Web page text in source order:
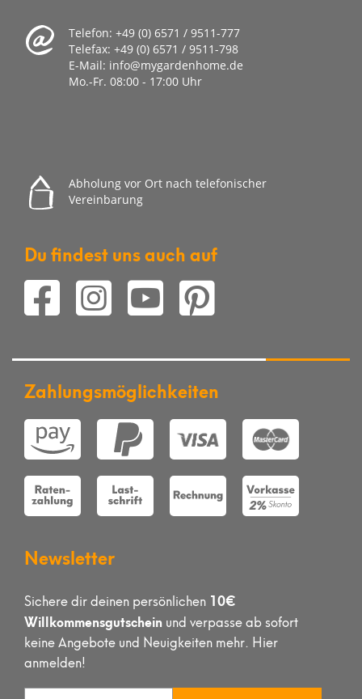
Telefon: +49 (0) 6571 / 9511-777
Telefax: +49 (0) 6571 / 9511-798
E-Mail: info@mygardenhome.de
Mo.-Fr. 08:00 - 17:00 Uhr
Abholung vor Ort nach telefonischer
Vereinbarung
Du findest uns auch auf
Zahlungsmöglichkeiten
Newsletter
Sichere dir deinen persönlichen 10€
Willkommensgutschein und verpasse ab sofort
keine Angebote und Neuigkeiten mehr. Hier
anmelden!